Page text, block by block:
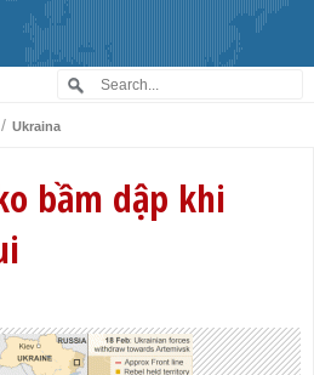
/ Ukraina
bầm dập khi